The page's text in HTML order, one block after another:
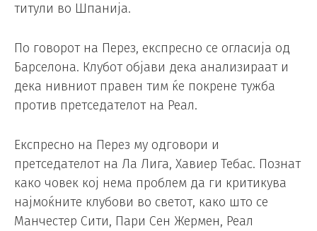
титули во Шпанија.
По говорот на Перез, експресно се огласија од
Барселона. Клубот објави дека анализираат и
дека нивниот правен тим ќе покрене тужба
против претседателот на Реал.
Експресно на Перез му одговори и
претседателот на Ла Лига, Хавиер Тебас. Познат
како човек кој нема проблем да ги критикува
најмоќните клубови во светот, како што се
Манчестер Сити, Пари Сен Жермен, Реал